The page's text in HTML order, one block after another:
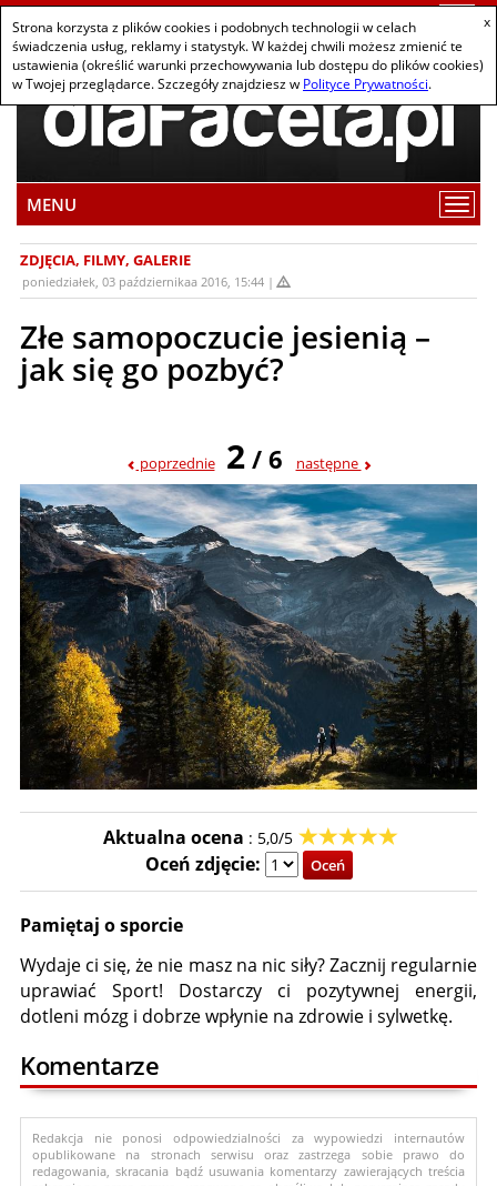
Strona korzysta z plików cookies i podobnych technologii w celach
świadczenia usług, reklamy i statystyk. W każdej chwili możesz zmienić te
ustawienia (określić warunki przechowywania lub dostępu do plików cookies)
w Twojej przeglądarce. Szczegóły znajdziesz w Polityce Prywatności.
x
MENU
ZDJĘCIA, FILMY, GALERIE
poniedziałek, 03 październikaa 2016, 15:44
Złe samopoczucie jesienią –
jak się go pozbyć?
poprzednie 2/ 6 następne
Aktualna ocena : 5,0/5
Oceń zdjęcie:
Pamiętaj o sporcie
Wydaje ci się, że nie masz na nic siły? Zacznij regularnie
uprawiać Sport! Dostarczy ci pozytywnej energii,
dotleni mózg i dobrze wpłynie na zdrowie i sylwetkę.
Komentarze
Redakcja nie ponosi odpowiedzialności za wypowiedzi internautów
opublikowane na stronach serwisu oraz zastrzega sobie prawo do
redagowania, skracania bądź usuwania komentarzy zawierających treścia